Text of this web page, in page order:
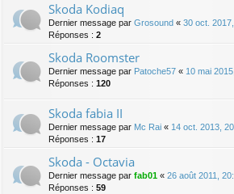
Skoda Kodiaq
Dernier message par Grosound « 30 oct.
Réponses : 2
Skoda Roomster
Dernier message par Patoche57 « 10 mai
Réponses : 120
Skoda fabia II
Dernier message par Mc Rai « 14 oct. 2013,
Réponses : 17
Skoda - Octavia
Dernier message par fab01 « 26 août 2011,
Réponses : 59